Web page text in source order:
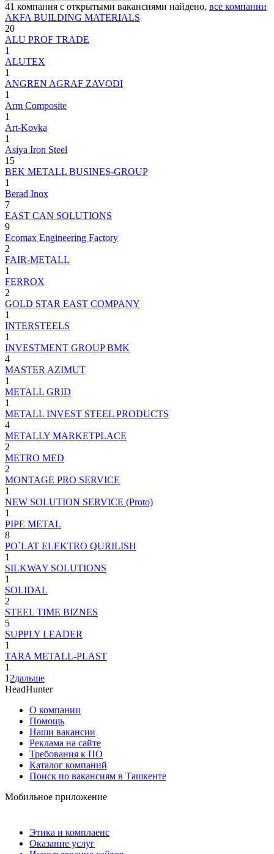
41 компания с открытыми вакансиями найдено, все компании
AKFA BUILDING MATERIALS
20
ALU PROF TRADE
1
ALUTEX
1
ANGREN AGRAF ZAVODI
1
Arm Composite
1
Art-Kovka
1
Asiya Iron Steel
15
BEK METALL BUSINES-GROUP
1
Berad Inox
7
EAST CAN SOLUTIONS
9
Ecomax Engineering Factory
2
FAIR-METALL
1
FERROX
2
GOLD STAR EAST COMPANY
1
INTERSTEELS
1
INVESTMENT GROUP BMK
4
MASTER AZIMUT
1
METALL GRID
1
METALL INVEST STEEL PRODUCTS
4
METALLY MARKETPLACE
2
METRO MED
2
MONTAGE PRO SERVICE
1
NEW SOLUTION SERVICE (Proto)
1
PIPE METAL
8
PO`LAT ELEKTRO QURILISH
1
SILKWAY SOLUTIONS
1
SOLIDAL
2
STEEL TIME BIZNES
5
SUPPLY LEADER
1
TARA METALL-PLAST
1
1 2дальше
HeadHunter
О компании
Помощь
Наши вакансии
Реклама на сайте
Требования к ПО
Каталог компаний
Поиск по вакансиям в Ташкенте
Мобильное приложение
Этика и комплаенс
Оказание услуг